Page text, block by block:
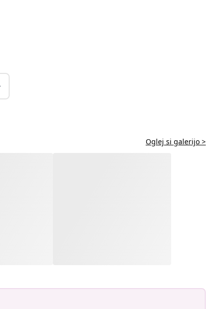
Oglej si galerijo >